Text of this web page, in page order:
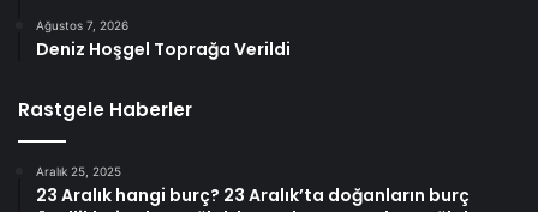
Ağustos 7, 2026
Deniz Hoşgel Toprağa Verildi
Rastgele Haberler
Aralık 25, 2025
23 Aralık hangi burç? 23 Aralık’ta doğanların burç